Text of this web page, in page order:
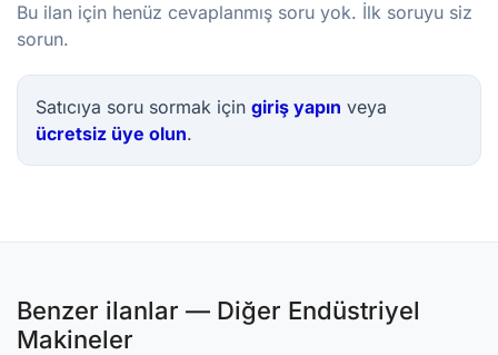
Bu ilan için henüz cevaplanmış soru yok. İlk soruyu siz
sorun.
Satıcıya soru sormak için giriş yapın veya
ücretsiz üye olun.
Benzer ilanlar — Diğer Endüstriyel
Makineler